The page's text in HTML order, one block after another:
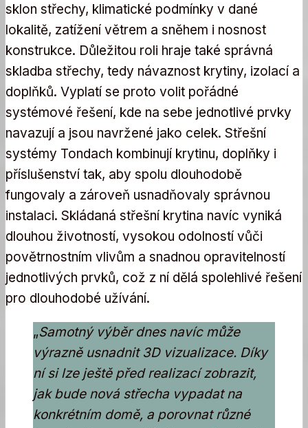
sklon střechy, klimatické podmínky v dané
lokalitě, zatížení větrem a sněhem i nosnost
konstrukce. Důležitou roli hraje také správná
skladba střechy, tedy návaznost krytiny, izolací a
doplňků. Vyplatí se proto volit pořádné
systémové řešení, kde na sebe jednotlivé prvky
navazují a jsou navržené jako celek. Střešní
systémy Tondach kombinují krytinu, doplňky i
příslušenství tak, aby spolu dlouhodobě
fungovaly a zároveň usnadňovaly správnou
instalaci. Skládaná střešní krytina navíc vyniká
dlouhou životností, vysokou odolností vůči
povětrnostním vlivům a snadnou opravitelností
jednotlivých prvků, což z ní dělá spolehlivé řešení
pro dlouhodobé užívání.
„Samotný výběr dnes navíc může
výrazně usnadnit 3D vizualizace. Díky
ní si lze ještě před realizací zobrazit,
jak bude nová střecha vypadat na
konkrétním domě, a porovnat různé